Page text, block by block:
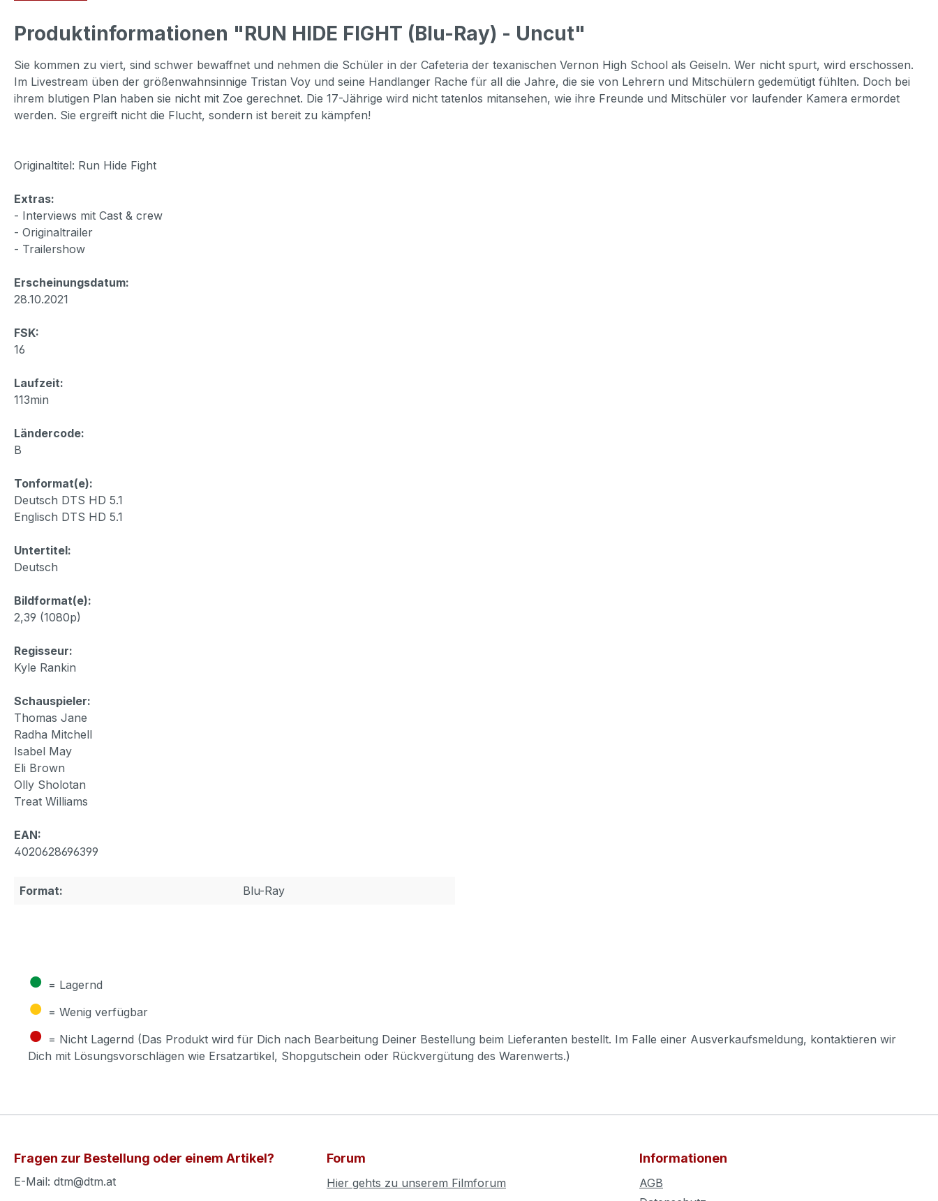
Produktinformationen "RUN HIDE FIGHT (Blu-Ray) - Uncut"
Sie kommen zu viert, sind schwer bewaffnet und nehmen die Schüler in der Cafeteria der texanischen Vernon High School als Geiseln. Wer nicht spurt, wird erschossen.
Im Livestream üben der größenwahnsinnige Tristan Voy und seine Handlanger Rache für all die Jahre, die sie von Lehrern und Mitschülern gedemütigt fühlten. Doch bei
ihrem blutigen Plan haben sie nicht mit Zoe gerechnet. Die 17-Jährige wird nicht tatenlos mitansehen, wie ihre Freunde und Mitschüler vor laufender Kamera ermordet
werden. Sie ergreift nicht die Flucht, sondern ist bereit zu kämpfen!
Originaltitel: Run Hide Fight
Extras:
- Interviews mit Cast & crew
- Originaltrailer
- Trailershow
Erscheinungsdatum:
28.10.2021
FSK:
16
Laufzeit:
113min
Ländercode:
B
Tonformat(e):
Deutsch DTS HD 5.1
Englisch DTS HD 5.1
Untertitel:
Deutsch
Bildformat(e):
2,39 (1080p)
Regisseur:
Kyle Rankin
Schauspieler:
Thomas Jane
Radha Mitchell
Isabel May
Eli Brown
Olly Sholotan
Treat Williams
EAN:
4020628696399
Format: Blu-Ray
● = Lagernd
● = Wenig verfügbar
● = Nicht Lagernd (Das Produkt wird für Dich nach Bearbeitung Deiner Bestellung beim Lieferanten bestellt. Im Falle einer Ausverkaufsmeldung, kontaktieren wir
Dich mit Lösungsvorschlägen wie Ersatzartikel, Shopgutschein oder Rückvergütung des Warenwerts.)
Fragen zur Bestellung oder einem Artikel?
E-Mail: dtm@dtm.at
Forum
Hier gehts zu unserem Filmforum
Informationen
AGB